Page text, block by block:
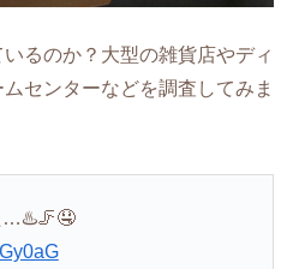
るのか？大型の雑貨店やディ
センターなどを調査してみま
…♨️🦵🤤